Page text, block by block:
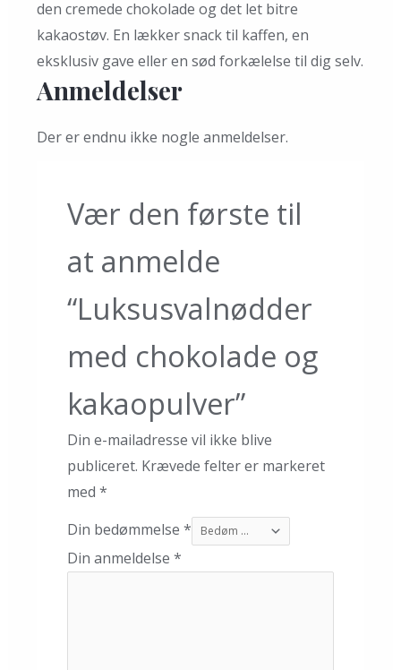
den cremede chokolade og det let bitre
kakaostøv. En lækker snack til kaffen, en
eksklusiv gave eller en sød forkælelse til dig selv.
Anmeldelser
Der er endnu ikke nogle anmeldelser.
Vær den første til
at anmelde
“Luksusvalnødder
med chokolade og
kakaopulver”
Din e-mailadresse vil ikke blive
publiceret. Krævede felter er markeret
med *
Din bedømmelse *
Din anmeldelse *